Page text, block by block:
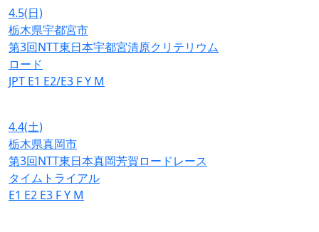
4.5(日)
栃木県宇都宮市
第3回NTT東日本宇都宮清原クリテリウム
ロード
JPT E1 E2/E3 FY M
4.4(土)
栃木県真岡市
第3回NTT東日本真岡芳賀ロードレース
タイムトライアル
E1 E2 E3 FY M